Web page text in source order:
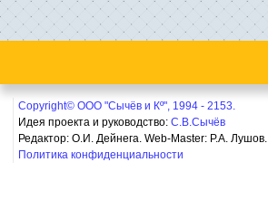
Copyright© ООО "Сычёв и Кº", 1994 - 2153.
Идея проекта и руководство: С.В.Сычёв
Редактор: О.И. Дейнега. Web-Master: Р.А. Лушов.
Политика конфиденциальности